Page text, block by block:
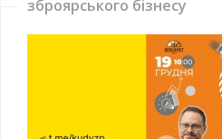
зброярського бізнесу